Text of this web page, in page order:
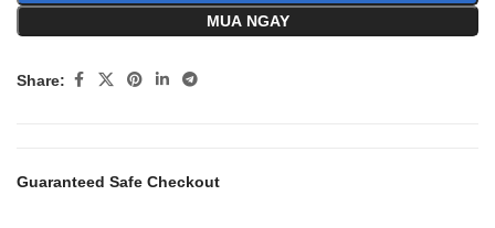
MUA NGAY
Share:
Guaranteed Safe Checkout